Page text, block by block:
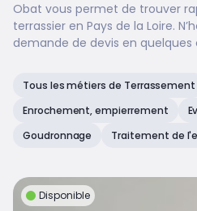
Obat vous permet de trouver
terrassier en Pays de la Loire.
demande de devis en quelques
Tous les métiers de Terrassement
Enrochement, empierrement
Goudronnage
Traitement de
Disponible